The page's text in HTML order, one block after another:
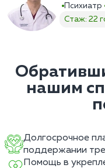
Психиатр
Стаж: 22
нашим
Долгосрочное
поддержании
Помощь в